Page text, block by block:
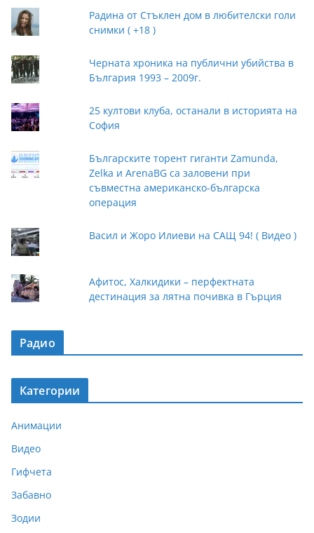
Радина от Стъклен дом в любителски голи
снимки ( +18 )
Черната хроника на публични убийства в
България 1993 – 2009г.
25 култови клуба, останали в историята на
София
Българските торент гиганти Zamunda,
Zelka и ArenaBG са заловени при
съвместна американско-българска
операция
Васил и Жоро Илиеви на САЩ 94! ( Видео )
Афитос, Халкидики – перфектната
дестинация за лятна почивка в Гърция
Радио
Категории
Анимации
Видео
Гифчета
Забавно
Зодии